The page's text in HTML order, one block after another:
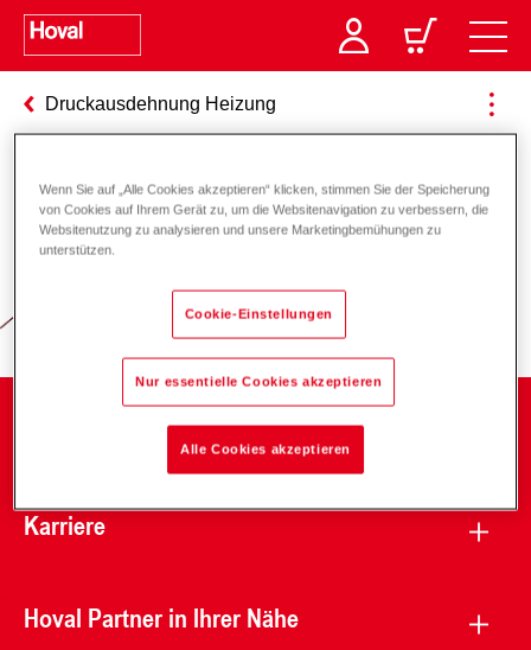
Druckausdehnung Heizung
Verantwortung für Energie und
Karriere
Hoval Partner in Ihrer Nähe
Wenn Sie auf „Alle Cookies akzeptieren“ klicken, stimmen Sie der Speicherung
von Cookies auf Ihrem Gerät zu, um die Websitenavigation zu verbessern, die
Websitenutzung zu analysieren und unsere Marketingbemühungen zu
unterstützen.
Cookie-Einstellungen
Nur essentielle Cookies akzeptieren
Alle Cookies akzeptieren